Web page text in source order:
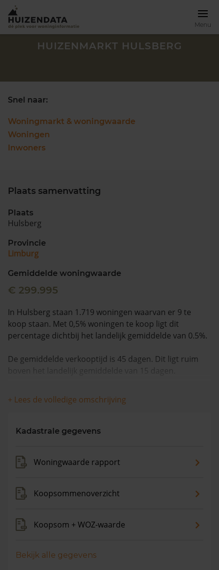
Menu
Zoek een woning
088 220 4200
Maandag t/m vrijdag - 08:00 -18:00
HUIZENMARKT HULSBERG
Snel naar:
Woningmarkt & woningwaarde
Woningen
Inwoners
Plaats samenvatting
Plaats
Hulsberg
Provincie
Limburg
Gemiddelde woningwaarde
€ 299.995
In Hulsberg staan 1.719 woningen waarvan er 9 te
koop staan. Met 0,5% woningen te koop ligt dit
percentage dichtbij het landelijk gemiddelde van 0.5%.
De gemiddelde verkooptijd is 45 dagen. Dit ligt ruim
boven het landelijk gemiddelde van 15 dagen.
Wanneer we naar de laatste 12 maanden kijken
worden appartementen gemiddeld voor €329.000
gemiddelde vraagprijs is €342.444. In de afgelopen 12
+ Lees de volledige omschrijving
Kadastrale gegevens
Woningwaarde rapport
Koopsommenoverzicht
Koopsom + WOZ-waarde
Bekijk alle gegevens